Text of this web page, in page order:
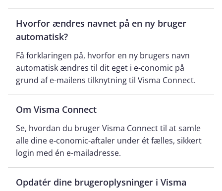
Hvorfor ændres navnet på en ny bruger
automatisk?
Få forklaringen på, hvorfor en ny brugers navn
automatisk ændres til dit eget i e‑conomic på
grund af e-mailens tilknytning til Visma Connect.
Om Visma Connect
Se, hvordan du bruger Visma Connect til at samle
alle dine e‑conomic-aftaler under ét fælles, sikkert
login med én e-mailadresse.
Opdatér dine brugeroplysninger i Visma